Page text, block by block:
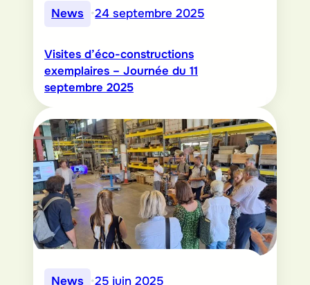
News •24 septembre 2025
Visites d’éco-constructions
exemplaires – Journée du 11
septembre 2025
News •25 juin 2025